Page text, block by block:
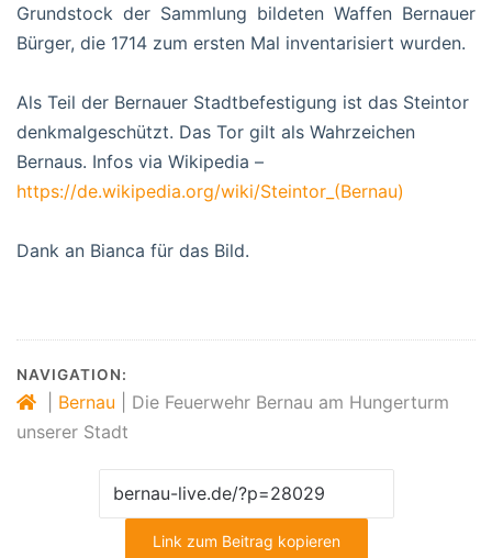
Grundstock der Sammlung bildeten Waffen Bernauer
Bürger, die 1714 zum ersten Mal inventarisiert wurden.
Als Teil der Bernauer Stadtbefestigung ist das Steintor
denkmalgeschützt. Das Tor gilt als Wahrzeichen
Bernaus. Infos via Wikipedia –
https://de.wikipedia.org/wiki/Steintor_(Bernau)
Dank an Bianca für das Bild.
NAVIGATION:
Bernau
Die Feuerwehr Bernau am Hungerturm
unserer Stadt
Link zum Beitrag kopieren